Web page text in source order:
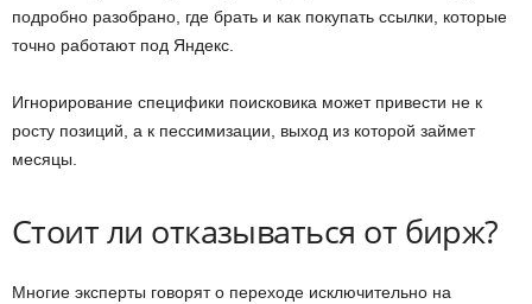
подробно разобрано, где брать и как покупать ссылки, которые
точно работают под Яндекс.
Игнорирование специфики поисковика может привести не к
росту позиций, а к пессимизации, выход из которой займет
месяцы.
Стоит ли отказываться от бирж?
Многие эксперты говорят о переходе исключительно на